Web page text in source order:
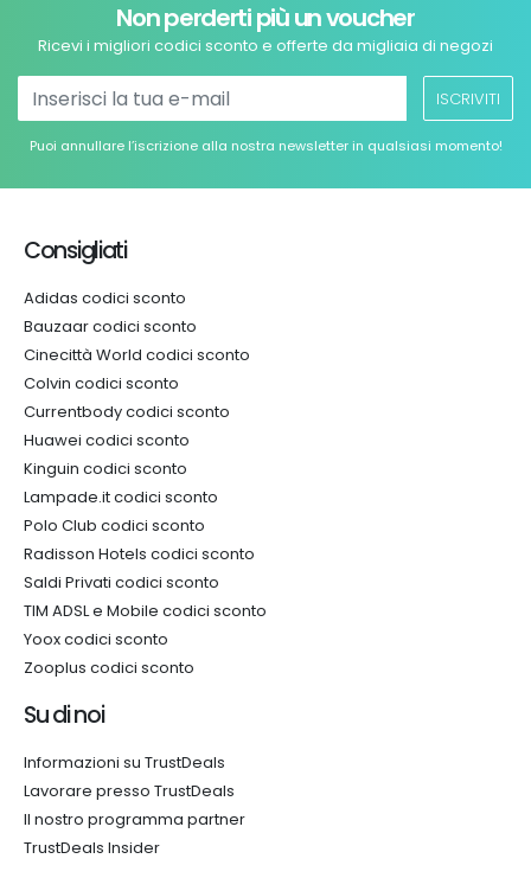
Non perderti più un voucher
Ricevi i migliori codici sconto e offerte da migliaia di negozi
ISCRIVITI
Puoi annullare l’iscrizione alla nostra newsletter in qualsiasi momento!
Consigliati
Adidas codici sconto
Bauzaar codici sconto
Cinecittà World codici sconto
Colvin codici sconto
Currentbody codici sconto
Huawei codici sconto
Kinguin codici sconto
Lampade.it codici sconto
Polo Club codici sconto
Radisson Hotels codici sconto
Saldi Privati codici sconto
TIM ADSL e Mobile codici sconto
Yoox codici sconto
Zooplus codici sconto
Su di noi
Informazioni su TrustDeals
Lavorare presso TrustDeals
Il nostro programma partner
TrustDeals Insider